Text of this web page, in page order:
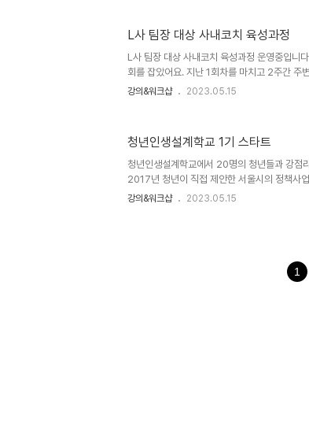
L사 팀장 대상 사내코치 육성과정
L사 팀장 대상 사내코치 육성과정 운영중입
회를 잡았어요. 지난 1회차를 마치고 2주간 주
했는데 선뜻 대답하시 않으셔서 내심 속을 태
강의&워크샵 2023.05.15
청년인생설계학교 1기 스타트
청년인생설계학교에서 20명의 청년들과 강점
2017년 청년이 직접 제안한 서울시의 정책사
할 여유가 없었던 청년을 위한 프로그램입니다.
터가 이제는 청년을 위한 커뮤니티 센터로 멋
강의&워크샵 2023.05.15
1